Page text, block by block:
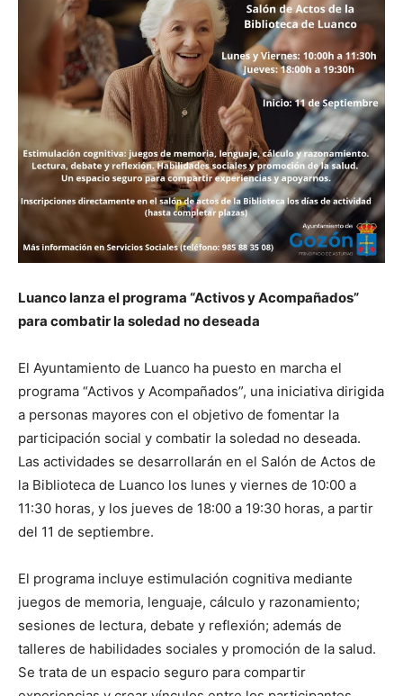
Luanco lanza el programa “Activos y Acompañados”
para combatir la soledad no deseada
El Ayuntamiento de Luanco ha puesto en marcha el
programa “Activos y Acompañados”, una iniciativa dirigida
a personas mayores con el objetivo de fomentar la
participación social y combatir la soledad no deseada.
Las actividades se desarrollarán en el Salón de Actos de
la Biblioteca de Luanco los lunes y viernes de 10:00 a
11:30 horas, y los jueves de 18:00 a 19:30 horas, a partir
del 11 de septiembre.
El programa incluye estimulación cognitiva mediante
juegos de memoria, lenguaje, cálculo y razonamiento;
sesiones de lectura, debate y reflexión; además de
talleres de habilidades sociales y promoción de la salud.
Se trata de un espacio seguro para compartir